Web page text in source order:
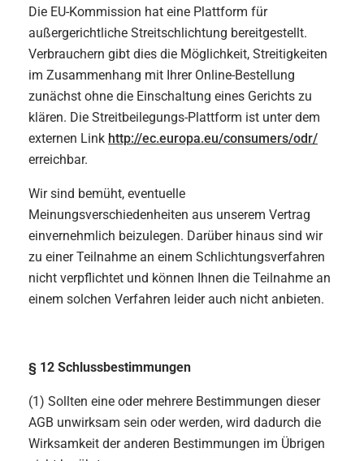
Die EU-Kommission hat eine Plattform für
außergerichtliche Streitschlichtung bereitgestellt.
Verbrauchern gibt dies die Möglichkeit, Streitigkeiten
im Zusammenhang mit Ihrer Online-Bestellung
zunächst ohne die Einschaltung eines Gerichts zu
klären. Die Streitbeilegungs-Plattform ist unter dem
externen Link http://ec.europa.eu/consumers/odr/
erreichbar.
Wir sind bemüht, eventuelle
Meinungsverschiedenheiten aus unserem Vertrag
einvernehmlich beizulegen. Darüber hinaus sind wir
zu einer Teilnahme an einem Schlichtungsverfahren
nicht verpflichtet und können Ihnen die Teilnahme an
einem solchen Verfahren leider auch nicht anbieten.
§ 12 Schlussbestimmungen
(1) Sollten eine oder mehrere Bestimmungen dieser
AGB unwirksam sein oder werden, wird dadurch die
Wirksamkeit der anderen Bestimmungen im Übrigen